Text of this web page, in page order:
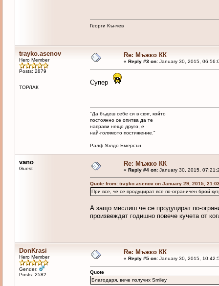
Георги Кънчев
trayko.asenov
Hero Member
Posts: 2879
ТОРЛАК
Re: Мъжко КК
« Reply #3 on:January 30, 2015,
Супер
"Да бъдеш себе си в свят, който
постоянно се опитва да те
направи нещо друго, е
най-голямото постижение."
Ралф Уолдо Емерсън
vano
Guest
Re: Мъжко КК
« Reply #4 on:January 30, 2015,
Quote from: trayko.asenov on January 29, 2015,
При все, че се продуцират все по-ограничен брой
А защо мислиш че се продуцират по-
произвеждат годишно повече кучета от
DonKrasi
Hero Member
Gender:
Posts: 2582
Re: Мъжко КК
« Reply #5 on:January 30, 2015,
Quote
Благодаря, вече получих Smiley